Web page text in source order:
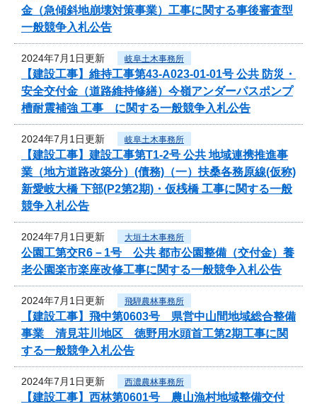
金（急傾斜地崩壊対策事業）工事に関する事後審査型
一般競争入札公告
2024年7月1日更新 岐阜土木事務所
【建設工事】維持工事第43-A023-01-01号 公共 防災・
安全交付金（道路維持修繕）今嶺アンダーパスポンプ
槽耐震補強 工事 に関する一般競争入札公告
2024年7月1日更新 岐阜土木事務所
【建設工事】建設工事第T1-2号 公共 地域連携推進事
業（地方道路改築分）(債務)（一）扶桑各務原線(仮称)
新愛岐大橋 下部(P2第2期)・仮桟橋 工事に関する一般
競争入札公告
2024年7月1日更新 大垣土木事務所
公園工第交R6－1号 公共 都市公園整備（交付金）養
老公園楽市楽座改修工事に関する一般競争入札公告
2024年7月1日更新 飛騨農林事務所
【建設工事】飛中第0603号 県営中山間地域総合整備
事業 清見荘川地区 徳野用水頭首工第2期工事に関
する一般競争入札公告
2024年7月1日更新 西濃農林事務所
【建設工事】西林第0601号 農山漁村地域整備交付